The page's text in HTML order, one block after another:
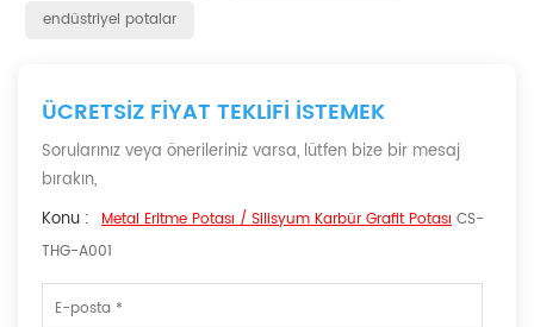
endüstriyel potalar
ÜCRETSIZ FIYAT TEKLIFI ISTEMEK
Sorularınız veya önerileriniz varsa, lütfen bize bir mesaj
bırakın,
Konu : Metal Eritme Potası / Silisyum Karbür Grafit Potası CS-
THG-A001